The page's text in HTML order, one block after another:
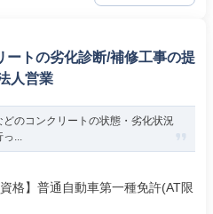
ートの劣化診断/補修工事の提
人営業
のコンクリートの状態・劣化状況
っ...
格】普通自動車第一種免許(AT限